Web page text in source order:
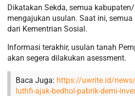
Dikatakan Sekda, semua
mengajukan usulan. Saat ini,
dari Kementrian Sosial.
Informasi terakhir, usulan tanah
akan segera dilakukan asessment.
Baca Juga: https://uwrite.id/
luthfi-ajak-bedhol-pabrik-demi-